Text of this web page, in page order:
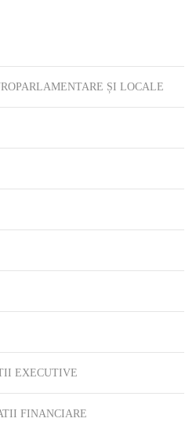
ȘI LOCALE
EXECUTIVE
FINANCIARE